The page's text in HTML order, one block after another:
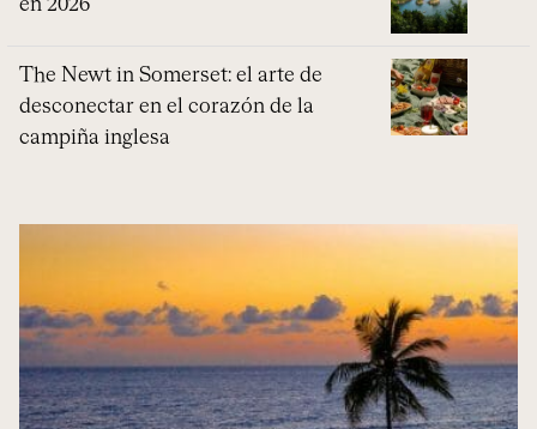
en 2026
The Newt in Somerset: el arte de
desconectar en el corazón de la
campiña inglesa